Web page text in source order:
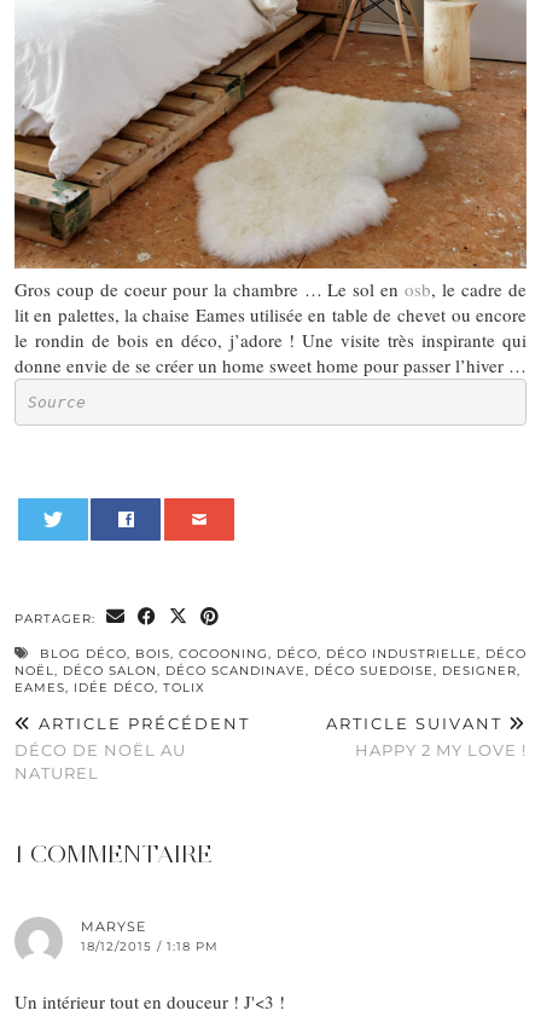
Gros coup de coeur pour la chambre … Le sol enosb, le cadre de
lit en palettes, la chaise Eames utilisée en table de chevet ou encore
le rondin de bois en déco, j’adore ! Une visite très inspirante qui
donne envie de se créer un home sweet home pour passer l’hiver …
Source
PARTAGER:
BLOG DÉCO, BOIS, COCOONING, DÉCO, DÉCO INDUSTRIELLE, DÉCO
NOËL, DÉCO SALON, DÉCO SCANDINAVE, DÉCO SUEDOISE, DESIGNER,
EAMES, IDÉE DÉCO, TOLIX
ARTICLE PRÉCÉDENT
DÉCO DE NOËL AU
NATUREL
ARTICLE SUIVANT
HAPPY 2 MY LOVE !
1 COMMENTAIRE
MARYSE
18/12/2015 / 1:18 PM
Un intérieur tout en douceur ! J'<3 !